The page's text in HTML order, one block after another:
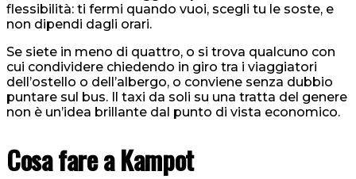
flessibilità: ti fermi quando vuoi, scegli tu le soste, e
non dipendi dagli orari.
Se siete in meno di quattro, o si trova qualcuno con
cui condividere chiedendo in giro tra i viaggiatori
dell’ostello o dell’albergo, o conviene senza dubbio
puntare sul bus. Il taxi da soli su una tratta del genere
non è un’idea brillante dal punto di vista economico.
Cosa fare a Kampot